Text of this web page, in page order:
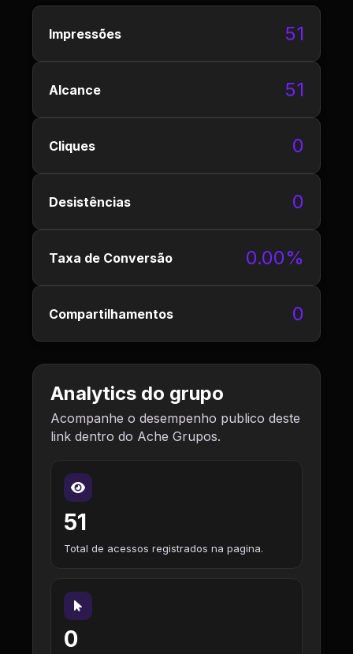
Impressões 51
Alcance 51
Cliques 0
Desistências 0
Taxa de Conversão 0.00%
Compartilhamentos 0
Analytics do grupo
Acompanhe o desempenho publico deste
link dentro do Ache Grupos.
51
Total de acessos registrados na pagina.
0